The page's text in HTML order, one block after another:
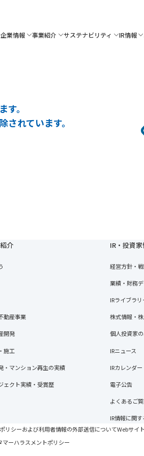
企業情報 事業紹介 サステナビリティ IR情報
す。
れています。
介
動産事業
開発
施工
・マンション再生の実績
ェクト実績・受賞歴
IR・投資
経営方針・
業績・財務
IRライブラリ
株式情報・
個人投資家
IRニュース
IRカレンダー
電子公告
よくあるご
IR情報に関
リシーおよび利用者情報の外部送信についてWebサイ
マーハラスメントポリシー